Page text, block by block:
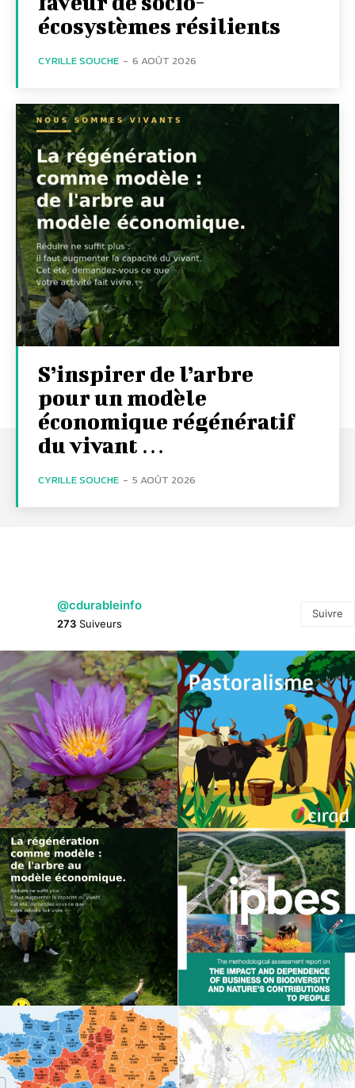
écosystèmes résilients
CYRILLE SOUCHE - 6 AOÛT 2026
S’inspirer de l’arbre
pour un modèle
économique régénératif
du vivant …
CYRILLE SOUCHE - 5 AOÛT 2026
@cdurableinfo
273 Suiveurs
Suivre